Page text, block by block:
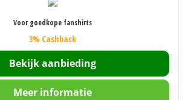
Voor goedkope fanshirts
3% Cashback
Bekijk aanbieding
Meer informatie